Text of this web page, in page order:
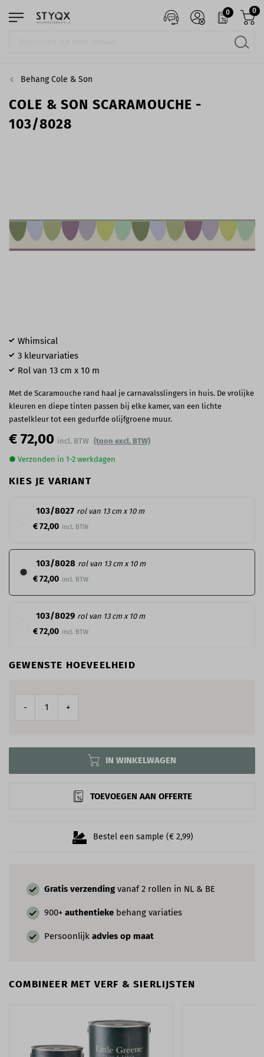
0 0
Behang Cole & Son
COLE & SON SCARAMOUCHE -
103/8028
Gratis verzending vanaf 2 rollen in NL & BE
900+ authentieke behang variaties
Persoonlijk advies op maat
COMBINEER MET VERF & SIERLIJSTEN
€ 72,00 (toon excl. BTW)
● Verzonden in 1-2 werkdagen
KIES JE VARIANT
103/8027 rol van 13 cm x 10 m
€ 72,00
103/8028 rol van 13 cm x 10 m
€ 72,00
103/8029 rol van 13 cm x 10 m
€ 72,00
Bestel een sample (€ 2,99)
GEWENSTE HOEVEELHEID
- +
IN WINKELWAGEN
TOEVOEGEN AAN OFFERTE
Whimsical
3 kleurvariaties
Rol van 13 cm x 10 m
Met de Scaramouche rand haal je carnavalsslingers in huis. De vrolijke
kleuren en diepe tinten passen bij elke kamer, van een lichte
pastelkleur tot een gedurfde olijfgroene muur.